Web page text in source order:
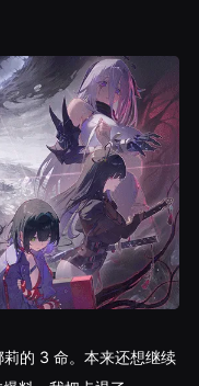
的 3 命。本来还想继续